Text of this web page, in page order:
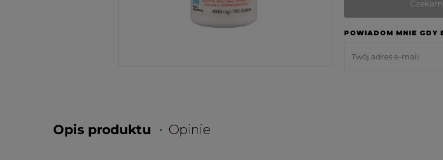
POWIADOM MNIE GDY
Opis produktu Opinie